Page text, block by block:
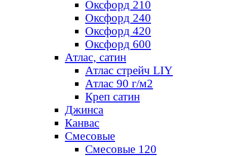
Оксфорд 210
Оксфорд 240
Оксфорд 420
Оксфорд 600
Атлас, сатин
Атлас стрейч LIY
Атлас 90 г/м2
Креп сатин
Джинса
Канвас
Смесовые
Смесовые 120